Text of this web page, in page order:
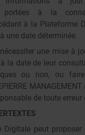
portées à la
à la Plateforme
une date déterminée.
une mise à
la date de leur
ou non, ou
de toute
Digitale peut proposer